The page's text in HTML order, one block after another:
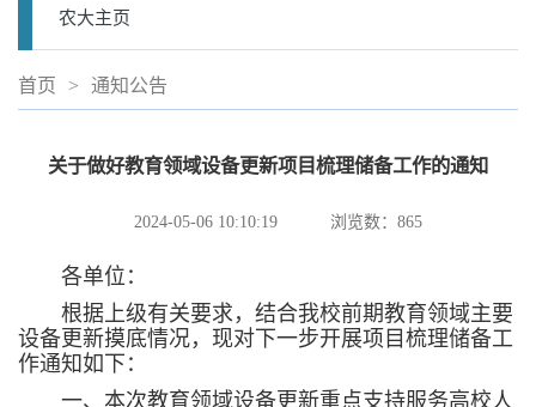
农大主页
首页 > 通知公告
关于做好教育领域设备更新项目梳理储备工作的通知
2024-05-06 10:10:19 浏览数： 865
各单位：
根据上级有关要求，结合我校前期教育领域主要
设备更新摸底情况，现对下一步开展项目梳理储备工
作通知如下：
一、本次教育领域设备更新重点支持服务高校人